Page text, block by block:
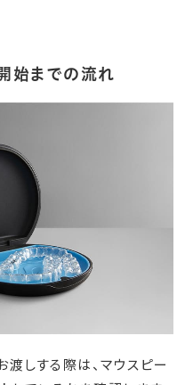
始までの流れ
しする際は、マウスピー